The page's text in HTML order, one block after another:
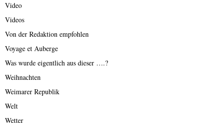
Video
Videos
Von der Redaktion empfohlen
Voyage et Auberge
Was wurde eigentlich aus dieser ….?
Weihnachten
Weimarer Republik
Welt
Wetter